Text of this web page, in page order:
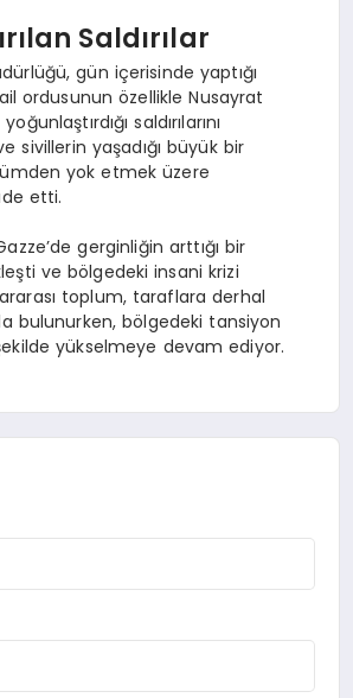
Saldırılar
gün içerisinde yaptığı
ordusunun özellikle Nusayrat
saldırılarını
sivillerin yaşadığı büyük bir
yok etmek üzere
etti.
gerginliğin arttığı bir
ve bölgedeki insani krizi
toplum, taraflara derhal
bulunurken, bölgedeki tansiyon
yükselmeye devam ediyor.